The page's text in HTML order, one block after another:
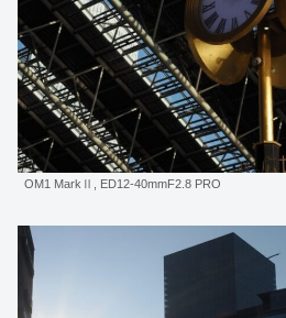
OM1 MarkⅡ, ED12-40mmF2.8 PRO